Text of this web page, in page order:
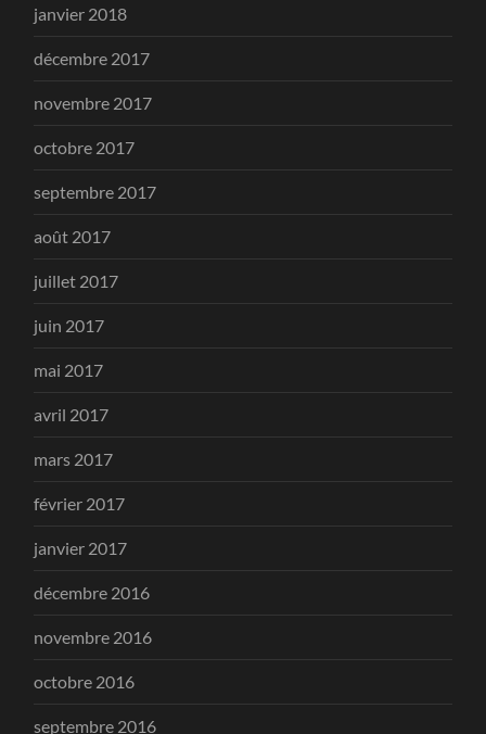
janvier 2018
décembre 2017
novembre 2017
octobre 2017
septembre 2017
août 2017
juillet 2017
juin 2017
mai 2017
avril 2017
mars 2017
février 2017
janvier 2017
décembre 2016
novembre 2016
octobre 2016
septembre 2016